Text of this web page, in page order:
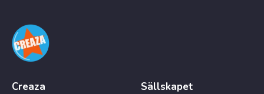
Creaza Sällskapet